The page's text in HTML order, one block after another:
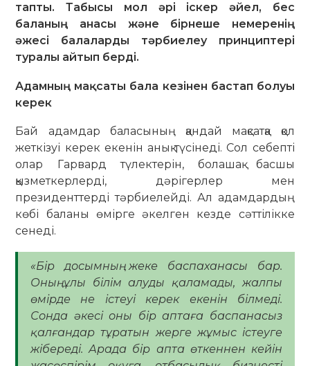
тапты. Табысы мол әрі іскер әйел, бес
баланың анасы және бірнеше немеренің
әжесі балаларды тәрбиелеу принциптері
туралы айтып берді.
Адамның мақсаты бала кезінен бастап болуы
керек
Бай адамдар баласының қандай мақсатқа қол
жеткізуі керек екенін анық түсінеді. Сол себепті
олар Гарвард түлектерін, болашақ басшы
қызметкерлерді, дәрігерлер мен
президенттерді тәрбиелейді. Ал адамдардың
көбі баланы өмірге әкелген кезде сәттілікке
сенеді.
«Бір досымның жеке баспаханасы бар.
Оның ұлы білім алуды қаламады, жалпы
өмірде не істеуі керек екенін білмеді.
Сонда әкесі оны бір аптаға баспанасыз
қалғандар тұратын жерге жұмыс істеуге
жібереді. Арада бір апта өткеннен кейін